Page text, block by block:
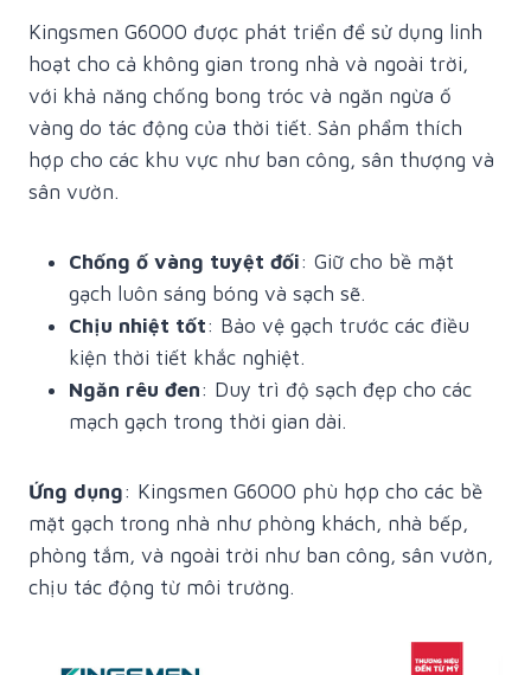
Kingsmen G6000 được phát triển để sử dụng linh
hoạt cho cả không gian trong nhà và ngoài trời,
với khả năng chống bong tróc và ngăn ngừa ố
vàng do tác động của thời tiết. Sản phẩm thích
hợp cho các khu vực như ban công, sân thượng và
sân vườn.
Chống ố vàng tuyệt đối: Giữ cho bề mặt
gạch luôn sáng bóng và sạch sẽ.
Chịu nhiệt tốt: Bảo vệ gạch trước các điều
kiện thời tiết khắc nghiệt.
Ngăn rêu đen: Duy trì độ sạch đẹp cho các
mạch gạch trong thời gian dài.
Ứng dụng: Kingsmen G6000 phù hợp cho các bề
mặt gạch trong nhà như phòng khách, nhà bếp,
phòng tắm, và ngoài trời như ban công, sân vườn,
chịu tác động từ môi trường.